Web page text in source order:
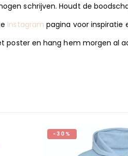
schrijven. Houdt de
Instagram pagina voor inspiratie
poster en hang hem morgen al
-30%